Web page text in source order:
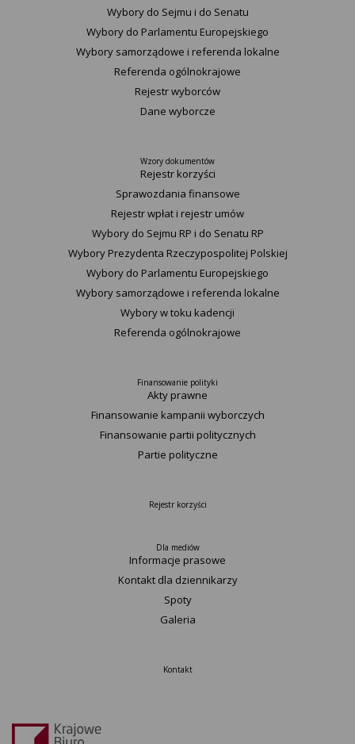
Wybory do Sejmu i do Senatu
Wybory do Parlamentu Europejskiego
Wybory samorządowe i referenda lokalne
Referenda ogólnokrajowe
Rejestr wyborców
Dane wyborcze
Wzory dokumentów
Rejestr korzyści
Sprawozdania finansowe
Rejestr wpłat i rejestr umów
Wybory do Sejmu RP i do Senatu RP
Wybory Prezydenta Rzeczypospolitej Polskiej
Wybory do Parlamentu Europejskiego
Wybory samorządowe i referenda lokalne
Wybory w toku kadencji
Referenda ogólnokrajowe
Finansowanie polityki
Akty prawne
Finansowanie kampanii wyborczych
Finansowanie partii politycznych
Partie polityczne
Rejestr korzyści
Dla mediów
Informacje prasowe
Kontakt dla dziennikarzy
Spoty
Galeria
Kontakt